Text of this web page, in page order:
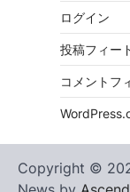
ログイン
投稿フィー
コメントフ
Copyright ©